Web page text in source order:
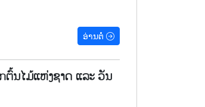
ອ່ານຕໍ່
ຕົ້ນໄມ້ແຫ່ງຊາດ ​ແລະ ວັນ